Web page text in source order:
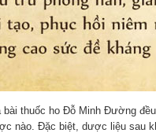
bài thuốc ho Đỗ Minh Đường
nào. Đặc biệt, dược liệu sau